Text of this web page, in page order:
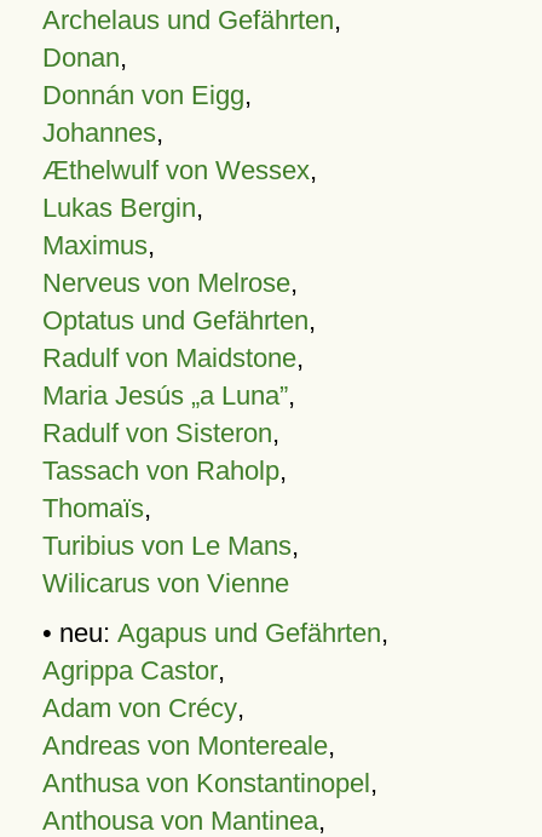
Archelaus und Gefährten,
Donan,
Donnán von Eigg,
Johannes,
Æthelwulf von Wessex,
Lukas Bergin,
Maximus,
Nerveus von Melrose,
Optatus und Gefährten,
Radulf von Maidstone,
Maria Jesús „a Luna”,
Radulf von Sisteron,
Tassach von Raholp,
Thomaïs,
Turibius von Le Mans,
Wilicarus von Vienne
• neu: Agapus und Gefährten,
Agrippa Castor,
Adam von Crécy,
Andreas von Montereale,
Anthusa von Konstantinopel,
Anthousa von Mantinea,